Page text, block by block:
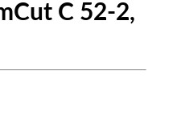
C 52-2,